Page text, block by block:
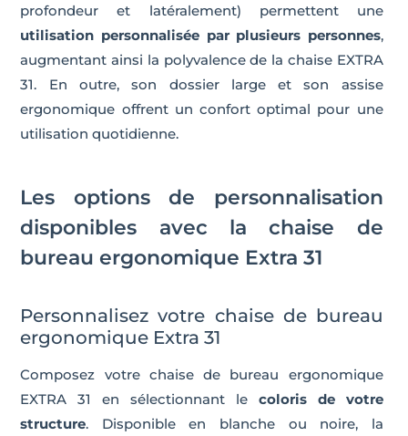
profondeur et latéralement) permettent une
utilisation personnalisée par plusieurs personnes,
augmentant ainsi la polyvalence de la chaise EXTRA
31. En outre, son dossier large et son assise
ergonomique offrent un confort optimal pour une
utilisation quotidienne.
Les options de personnalisation
disponibles avec la chaise de
bureau ergonomique Extra 31
Personnalisez votre chaise de bureau
ergonomique Extra 31
Composez votre chaise de bureau ergonomique
EXTRA 31 en sélectionnant le coloris de votre
structure. Disponible en blanche ou noire, la